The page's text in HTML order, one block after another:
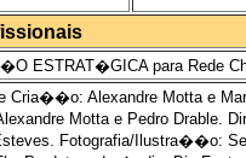
ESTRAT�GICA para Rede
Alexandre Motta e
Motta e Pedro
Fotografia/Ilustra��o: